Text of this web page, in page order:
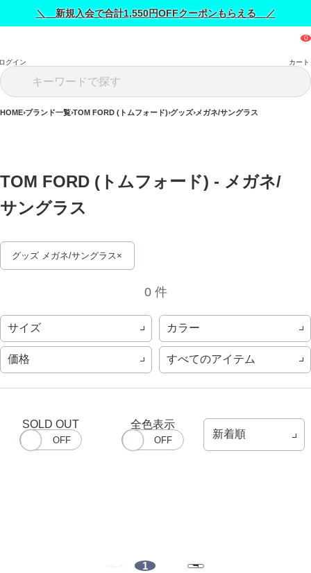
＼ 新規入会で合計1,550円OFFクーポンもらえる ／
グイン カート
HOME ブランド一覧 TOM FORD (トムフォード) グッズ メガネ/サングラス
TOM FORD (トムフォード) - メガネ/
サングラス
グッズ メガネ/サングラス
0 件
サイズ カラー
価格 すべてのアイテム
SOLD OUT 全色表示
1